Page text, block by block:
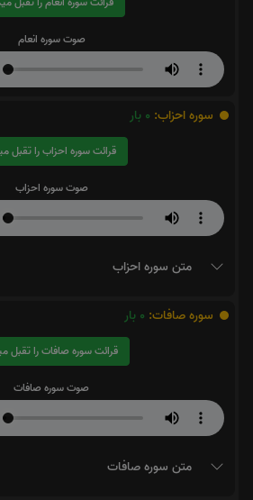
صوت سوره انعام
سوره احزاب: 0 بار
قرائت سوره احزاب را تقبل میکنم
صوت سوره احزاب
متن سوره احزاب
سوره صافات: 0 بار
قرائت سوره صافات را تقبل میکنم
صوت سوره صافات
متن سوره صافات